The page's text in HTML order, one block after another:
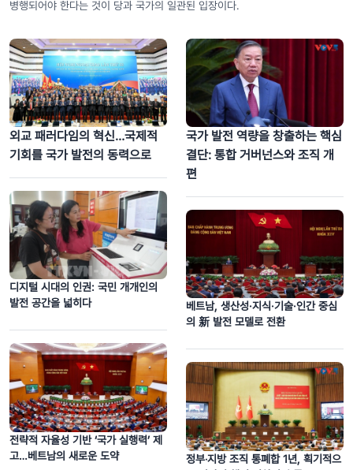
병행되어야 한다는 것이 당과 국가의 일관된 입장이다.
외교 패러다임의 혁신…국제적
기회를 국가 발전의 동력으로
디지털 시대의 인권: 국민 개개인의
발전 공간을 넓히다
전략적 자율성 기반 ‘국가 실행력’ 제
고…베트남의 새로운 도약
국가 발전 역량을 창출하는 핵심
결단: 통합 거버넌스와 조직 개
편
베트남, 생산성·지식·기술·인간 중심
의 新 발전 모델로 전환
정부‧지방 조직 통폐합 1년, 획기적으